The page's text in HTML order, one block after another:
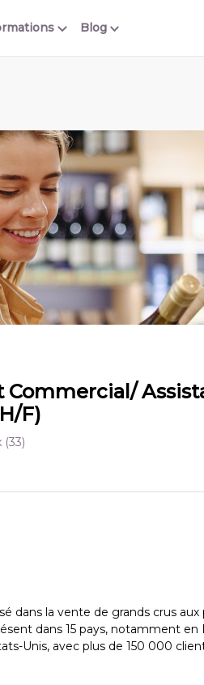
Blog
Commercial/
F)
(33)
dans la vente de grands crus
dans 15 pays, notamment en
Unis, avec plus de 150 000